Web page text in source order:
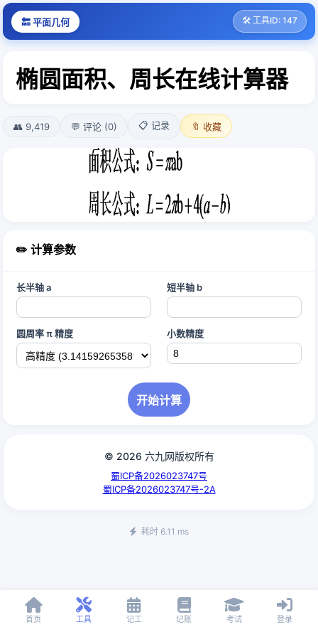
🔙 平面几何 🛠️ 工具ID: 147
椭圆面积、周长在线计算器
👥 9,419 💬 评论 (0) 📋 记录 🔖 收藏
✏️ 计算参数
长半轴 a 短半轴 b
圆周率 π 精度 小数精度
开始计算
© 2026 六九网版权所有
蜀ICP备2026023747号
蜀ICP备2026023747号-2A
耗时 6.11 ms
首页 工具 记工 记账 考试 登录